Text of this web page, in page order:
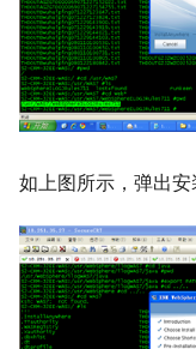
如上图所示，弹出